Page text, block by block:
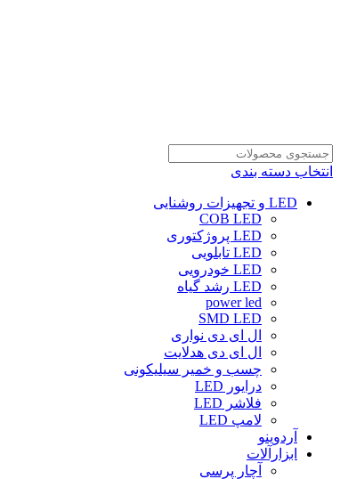
انتخاب دسته بندی
LED و تجهیزات روشنایی
COB LED
LED پروژکتوری
LED تابلویی
LED خودرویی
LED رشد گیاه
power led
SMD LED
ال ای دی نواری
ال ای دی هدلایت
چسب و خمیر سیلیکونی
درایور LED
فلاشر LED
لامپ LED
آردوینو
ابزارآلات
آچار پرسی